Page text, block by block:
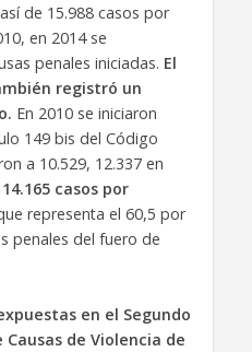
de 15.988 casos por
en 2014 se
penales iniciadas. El
registró un
En 2010 se iniciaron
149 bis del Código
a 10.529, 12.337 en
casos por
representa el 60,5 por
penales del fuero de
en el Segundo
de Violencia de